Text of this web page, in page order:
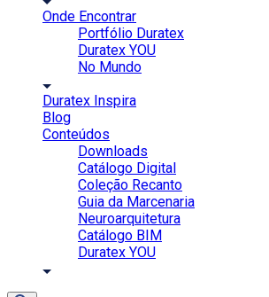
Onde Encontrar
Portfólio Duratex
Duratex YOU
No Mundo
Duratex Inspira
Blog
Conteúdos
Downloads
Catálogo Digital
Coleção Recanto
Guia da Marcenaria
Neuroarquitetura
Catálogo BIM
Duratex YOU